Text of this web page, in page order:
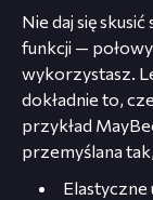
Nie daj się
funkcji —
wykorzystasz.
dokładnie to,
przykład
przemyślana
Elastyczne